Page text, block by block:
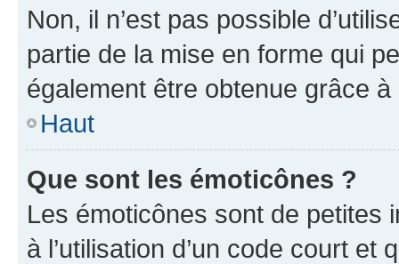
Non, il n’est pas possible
partie de la mise en forme qui
également être obtenue grâce à
Haut
Que sont les émoticônes ?
Les émoticônes sont de petites
à l’utilisation d’un code court et